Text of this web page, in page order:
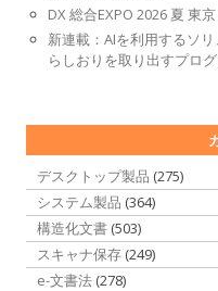
DX 総合EXPO 2026 夏 東
新連載：AIを利用するソ
らしおりを取り出すプロ
デスクトップ製品 (275)
システム製品 (364)
構造化文書 (503)
スキャナ保存 (249)
e-文書法 (278)